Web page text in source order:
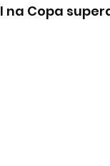
na Copa